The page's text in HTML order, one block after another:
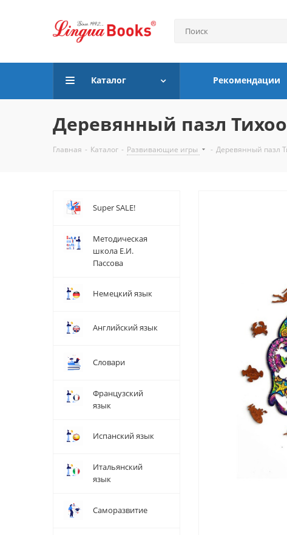
Каталог Рекомендации
Деревянный пазл
Главная - Каталог - Развивающие игры - Деревянный пазл
Super SALE!
Методическая
школа Е.И.
Пассова
Немецкий язык
Английский язык
Словари
Французский
язык
Испанский язык
Итальянский
язык
Саморазвитие